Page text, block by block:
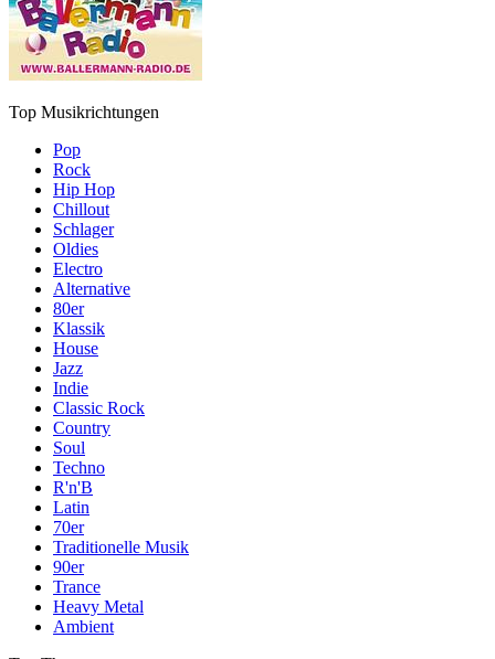
Top Musikrichtungen
Pop
Rock
Hip Hop
Chillout
Schlager
Oldies
Electro
Alternative
80er
Klassik
House
Jazz
Indie
Classic Rock
Country
Soul
Techno
R'n'B
Latin
70er
Traditionelle Musik
90er
Trance
Heavy Metal
Ambient